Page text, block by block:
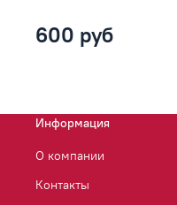
600 руб
Информация
О компании
Контакты